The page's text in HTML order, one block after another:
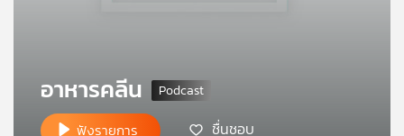
เกี่ยวอาหารคลีน
ฟังรายการ ชื่นชอบ